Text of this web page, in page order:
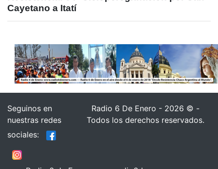
Cayetano a Itatí
Seguinos en
nuestras redes
sociales:
Radio 6 De Enero - 2026 © -
Todos los derechos reservados.